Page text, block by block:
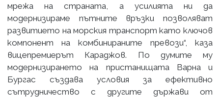
мрежа на страната, а усилията ни да
модернизираме пътните връзки позволяват
развитието на морския транспорт като ключов
компонент на комбинираните превози“, каза
вицепремиерът Караджов. По думите му
модернизирането на пристанищата Варна и
Бургас създава условия за ефективно
сътрудничество с другите държави от